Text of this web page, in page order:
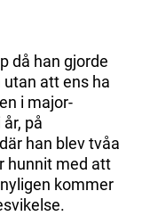
då han gjorde
att ens ha
i major-
på
han blev tvåa
hunnit med att
kommer